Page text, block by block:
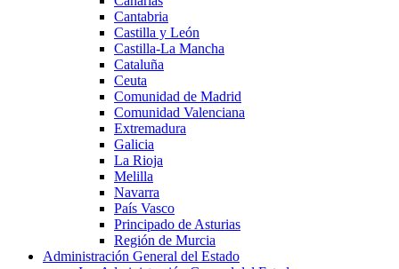
Cantabria
Castilla y León
Castilla-La Mancha
Cataluña
Ceuta
Comunidad de Madrid
Comunidad Valenciana
Extremadura
Galicia
La Rioja
Melilla
Navarra
País Vasco
Principado de Asturias
Región de Murcia
Administración General del Estado